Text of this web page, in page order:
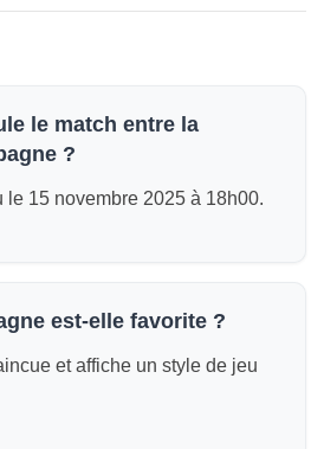
le match entre la
?
le 15 novembre 2025 à 18h00.
est-elle favorite ?
et affiche un style de jeu